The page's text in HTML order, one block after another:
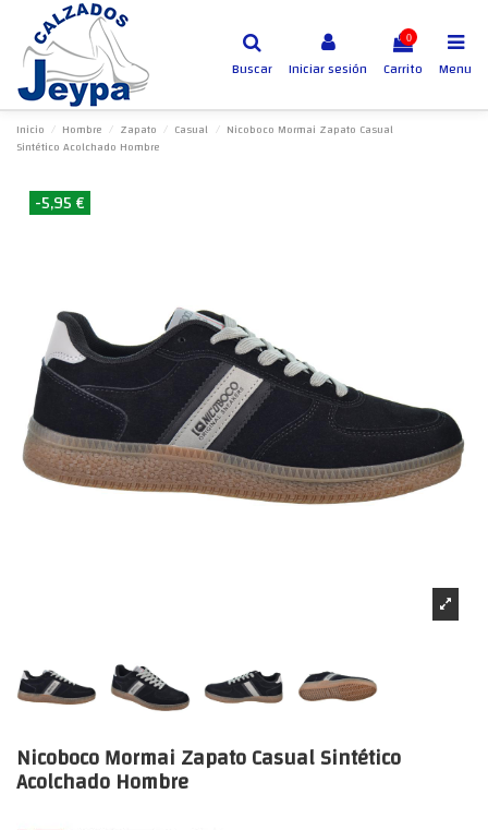
Buscar Iniciar sesión
0
Carrito Menu
Inicio Hombre Zapato Casual
Nicoboco Mormai Zapato Casual
Sintético Acolchado Hombre
-5,95 €
Nicoboco Mormai Zapato Casual Sintético
Acolchado Hombre